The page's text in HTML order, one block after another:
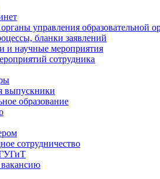
управления образовательной
бланки заявлений
и научные мероприятия
сотрудника
выпускники
образование
сотрудничество